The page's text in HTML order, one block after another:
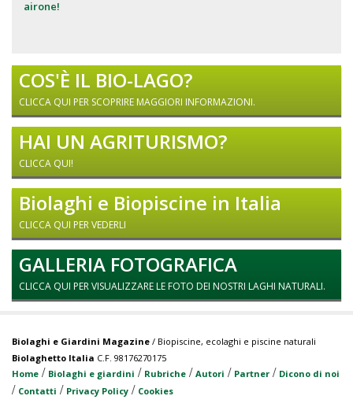
airone!
COS'È IL BIO-LAGO?
CLICCA QUI PER SCOPRIRE MAGGIORI INFORMAZIONI.
HAI UN AGRITURISMO?
CLICCA QUI!
Biolaghi e Biopiscine in Italia
CLICCA QUI PER VEDERLI
GALLERIA FOTOGRAFICA
CLICCA QUI PER VISUALIZZARE LE FOTO DEI NOSTRI LAGHI NATURALI.
Biolaghi e Giardini Magazine / Biopiscine, ecolaghi e piscine naturali
Biolaghetto Italia C.F. 98176270175
Home / Biolaghi e giardini / Rubriche / Autori / Partner / Dicono di noi
/ Contatti / Privacy Policy / Cookies